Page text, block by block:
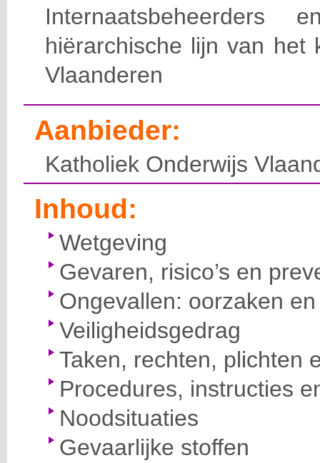
hiërarchische lijn van het
Vlaanderen
Aanbieder:
Katholiek Onderwijs
Inhoud:
Wetgeving
Gevaren, risico’s en
Ongevallen: oorzaken
Veiligheidsgedrag
Taken, rechten, plichten
Procedures, instructies
Noodsituaties
Gevaarlijke stoffen